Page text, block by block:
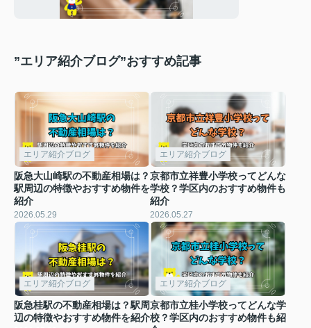
”エリア紹介ブログ”おすすめ記事
エリア紹介ブログ
阪急大山崎駅の不動産相場は？
駅周辺の特徴やおすすめ物件を
紹介
2026.05.29
エリア紹介ブログ
京都市立祥豊小学校ってどんな
学校？学区内のおすすめ物件も
紹介
2026.05.27
エリア紹介ブログ
阪急桂駅の不動産相場は？駅周
辺の特徴やおすすめ物件を紹介
エリア紹介ブログ
京都市立桂小学校ってどんな学
校？学区内のおすすめ物件も紹